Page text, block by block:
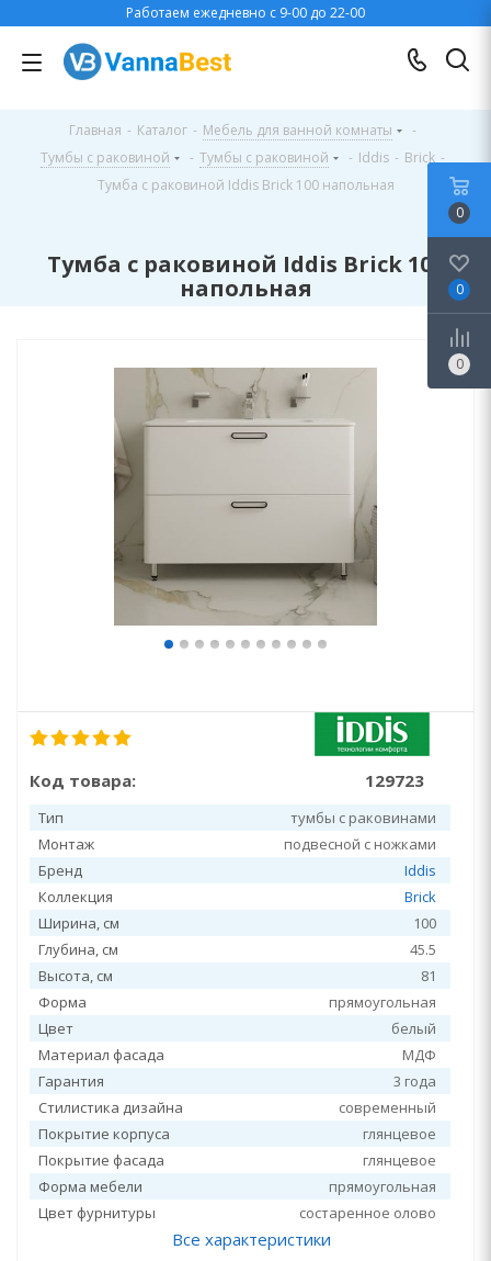
Работаем ежедневно с 9-00 до 22-00
Главная - Каталог - Мебель для ванной комнаты
-
Тумбы с раковиной
- Тумбы с раковиной - Iddis - Brick -
Тумба с раковиной Iddis Brick 100 напольная
Тумба с раковиной Iddis Brick 100
напольная
Код товара: 129723
Тип
тумбы с раковинами
Монтаж
подвесной с ножками
Бренд
Iddis
Коллекция
Brick
Ширина, см
100
Глубина, см
45.5
Высота, см
81
Форма
прямоугольная
Цвет
белый
Материал фасада
МДФ
Гарантия
3 года
Стилистика дизайна
современный
Покрытие корпуса
глянцевое
Покрытие фасада
глянцевое
Форма мебели
прямоугольная
Цвет фурнитуры
состаренное олово
Все характеристики
0
0
0